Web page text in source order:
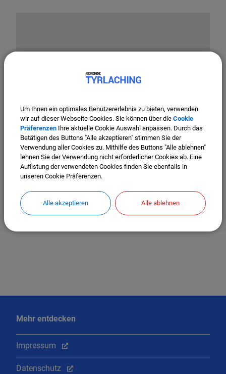
nicht angezeigt
Bitte aktivieren Sie "OpenStreetMap" in Ihren
Cookie Einstellungen.
Cookies Anpassen
Mehr entdecken
Impressum
Datenschutz
Um Ihnen ein optimales Benutzererlebnis zu bieten, verwenden
wir auf dieser Webseite Cookies. Sie können über die Cookie
Präferenzen Ihre aktuelle Cookie Auswahl anpassen. Durch das
Betätigen des Buttons "Alle akzeptieren" stimmen Sie der
Verwendung aller Cookies zu. Mithilfe des Buttons "Alle ablehnen"
lehnen Sie der Verwendung nicht erforderlicher Cookies ab. Eine
Auflistung der verwendeten Cookies finden Sie ebenfalls in
unseren Cookie Präferenzen.
Alle akzeptieren Alle ablehnen